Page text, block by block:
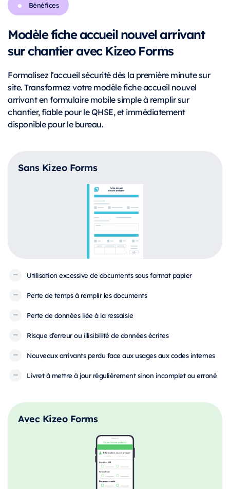
Bénéfices
Modèle fiche accueil nouvel arrivant
sur chantier avec Kizeo Forms
Formalisez l’accueil sécurité dès la première minute sur
site. Transformez votre modèle fiche accueil nouvel
arrivant en formulaire mobile simple à remplir sur
chantier, fiable pour le QHSE, et immédiatement
disponible pour le bureau.
Sans Kizeo Forms
Utilisation excessive de documents sous format papier
Perte de temps à remplir les documents
Perte de données liée à la ressaisie
Risque d’erreur ou illisibilité de données écrites
Nouveaux arrivants perdu face aux usages aux codes internes
Livret à mettre à jour régulièrement sinon incomplet ou erroné
Avec Kizeo Forms